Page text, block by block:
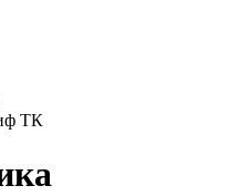
ТК